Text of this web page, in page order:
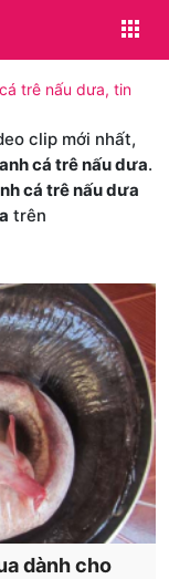
trê nấu dưa, tin
clip mới nhất,
cá trê nấu dưa.
cá trê nấu dưa
trên
dành cho